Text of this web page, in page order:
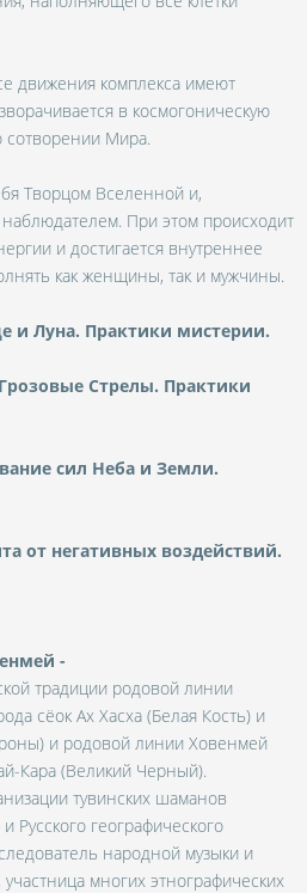
движения комплекса имеют
в космогоническую
Мира.
Творцом Вселенной и,
При этом происходит
и достигается внутреннее
как женщины, так и мужчины.
и Луна. Практики мистерии.
Стрелы. Практики
сил Неба и Земли.
от негативных воздействий.
-
традиции родовой линии
сёок Ах Хасха (Белая Кость) и
и родовой линии Ховенмей
Кара (Великий Черный).
тувинских шаманов
Русского географического
народной музыки и
многих этнографических